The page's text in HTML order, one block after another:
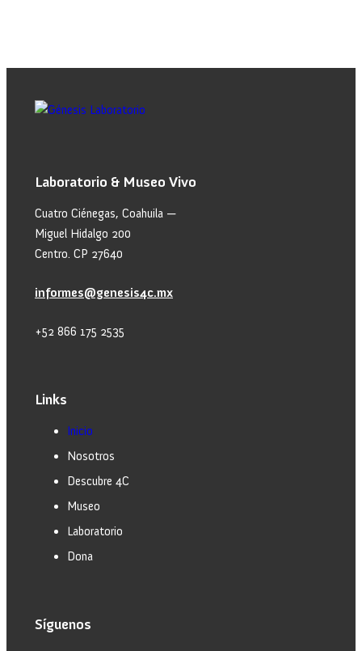
Laboratorio & Museo Vivo
Cuatro Ciénegas, Coahuila —
Miguel Hidalgo 200
Centro. CP 27640
informes@genesis4c.mx
+52 866 175 2535
Links
Inicio
Nosotros
Descubre 4C
Museo
Laboratorio
Dona
Síguenos